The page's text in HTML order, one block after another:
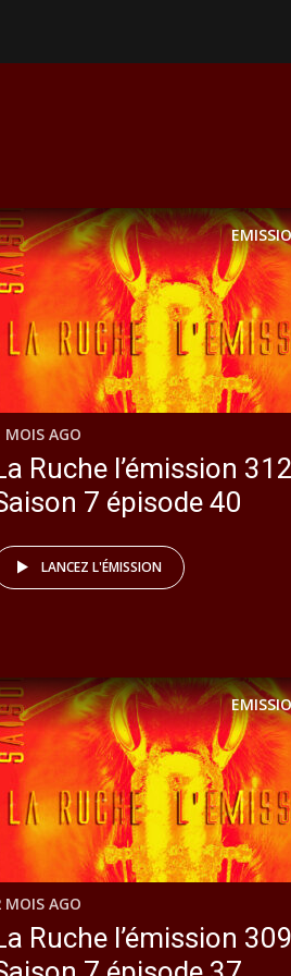
MOIS AGO
Ruche l’émission 312
7 épisode 40
LANCEZ L'ÉMISSION
MOIS AGO
Ruche l’émission 309